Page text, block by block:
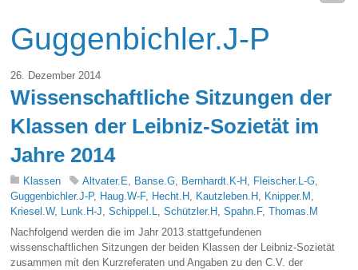
Guggenbichler.J-P
26. Dezember 2014
Wissenschaftliche Sitzungen der
Klassen der Leibniz-Sozietät im
Jahre 2014
Klassen Altvater.E, Banse.G, Bernhardt.K-H , Fleischer.L-G,
Guggenbichler.J-P, Haug.W-F, Hecht.H , Kautzleben.H , Knipper.M ,
Kriesel.W, Lunk.H-J,Schippel.L,Schützler.H ,Spahn.F,Thomas.M
Nachfolgend werden die im Jahr 2013 stattgefundenen
wissenschaftlichen Sitzungen der beiden Klassen der Leibniz-Sozietät
zusammen mit den Kurzreferaten und Angaben zu den C.V. der